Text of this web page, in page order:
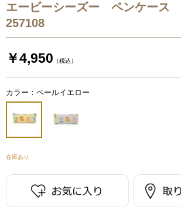
エービーシーズー ペンケース
257108
￥4,950 （税込）
カラー：ペールイエロー
在庫あり